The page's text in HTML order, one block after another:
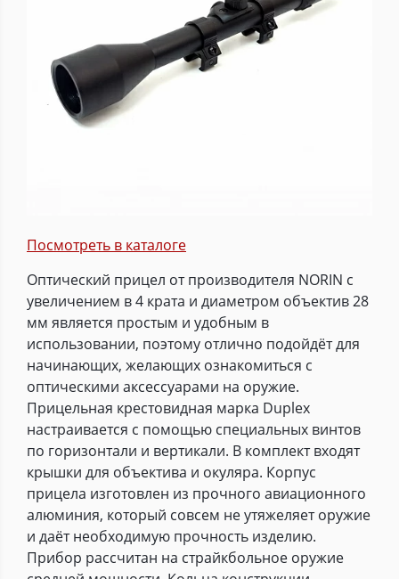
Посмотреть в каталоге
Оптический прицел от производителя NORIN с
увеличением в 4 крата и диаметром объектив 28
мм является простым и удобным в
использовании, поэтому отлично подойдёт для
начинающих, желающих ознакомиться с
оптическими аксессуарами на оружие.
Прицельная крестовидная марка Duplex
настраивается с помощью специальных винтов
по горизонтали и вертикали. В комплект входят
крышки для объектива и окуляра. Корпус
прицела изготовлен из прочного авиационного
алюминия, который совсем не утяжеляет оружие
и даёт необходимую прочность изделию.
Прибор рассчитан на страйкбольное оружие